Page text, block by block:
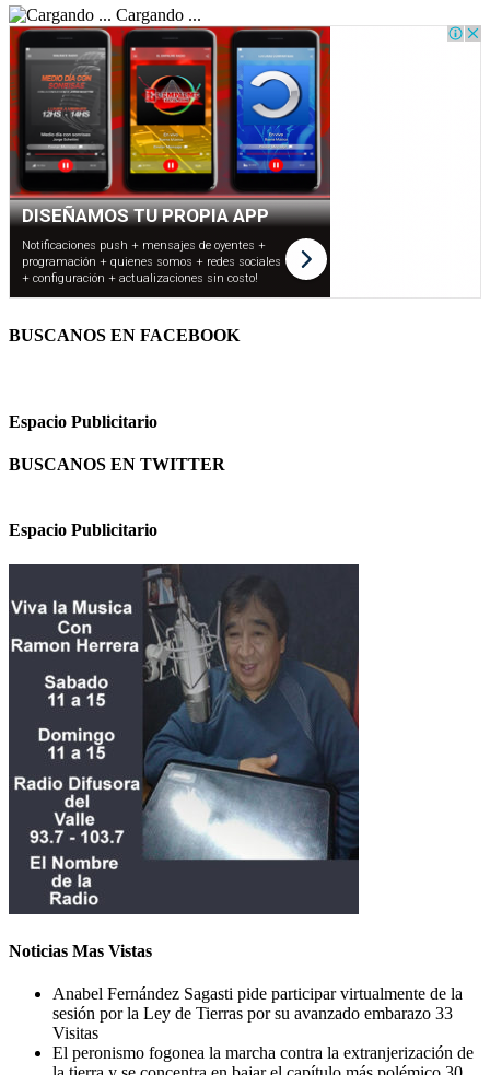
Cargando ...
BUSCANOS EN FACEBOOK
Espacio Publicitario
BUSCANOS EN TWITTER
Espacio Publicitario
Noticias Mas Vistas
Anabel Fernández Sagasti pide participar virtualmente de la
sesión por la Ley de Tierras por su avanzado embarazo 33
Visitas
El peronismo fogonea la marcha contra la extranjerización de